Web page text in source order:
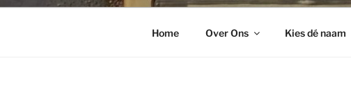
Home Over Ons Kies dé naam